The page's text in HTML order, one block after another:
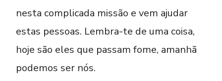
nesta complicada missão e vem ajudar
estas pessoas. Lembra-te de uma coisa,
hoje são eles que passam fome, amanhã
podemos ser nós.